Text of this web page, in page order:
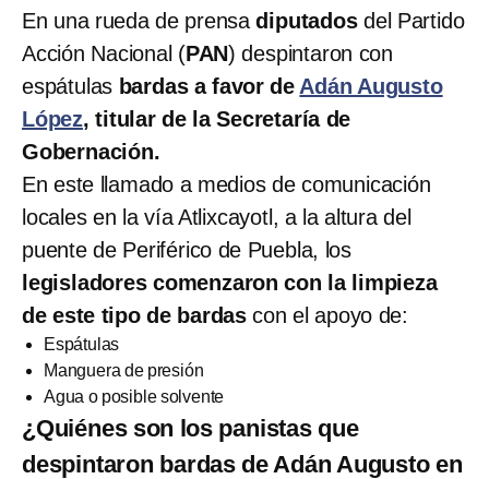
En una rueda de prensadiputadosdel Partido
Acción Nacional (PAN) despintaron con
espátulas bardas a favor de Adán Augusto
López, titular de la Secretaría de
Gobernación.
En este llamado a medios de comunicación
locales en la vía Atlixcayotl, a la altura del
puente de Periférico de Puebla, los
legisladores comenzaron con la limpieza
de este tipo de bardas con el apoyo de:
Espátulas
Manguera de presión
Agua o posible solvente
¿Quiénes son los panistas que
despintaron bardas de Adán Augusto en